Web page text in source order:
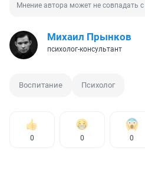
Мнение автора может не совпадать
Михаил Прынков
психолог-консультант
Воспитание Психолог
0 0 0